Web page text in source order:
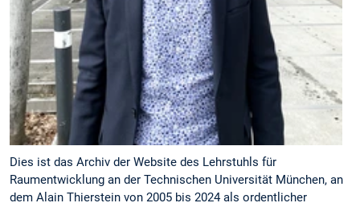
Dies ist das Archiv der Website des Lehrstuhls für
Raumentwicklung an der Technischen Universität München, an
dem Alain Thierstein von 2005 bis 2024 als ordentlicher